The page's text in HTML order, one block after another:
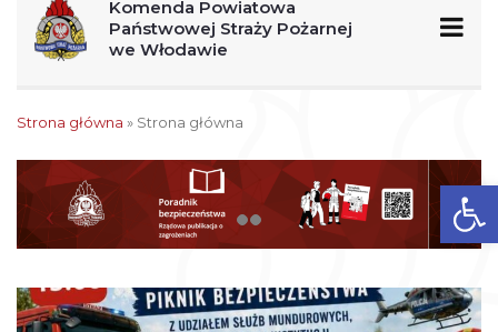
Komenda Powiatowa
Państwowej Straży Pożarnej
we Włodawie
Strona główna » Strona główna